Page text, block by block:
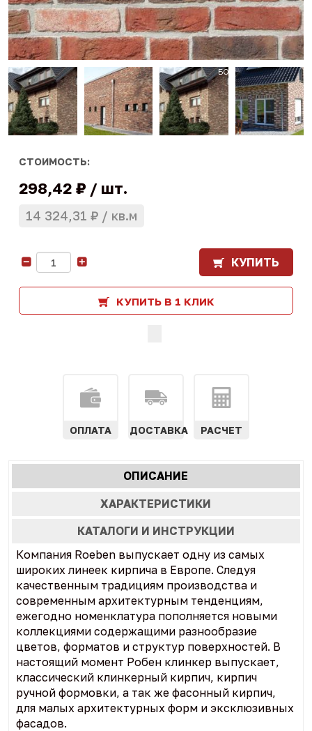
СТОИМОСТЬ:
298,42 ₽ шт.
14 324,31 ₽ кв.м
КУПИТЬ
КУПИТЬ В 1 КЛИК
ОПЛАТА ДОСТАВКА РАСЧЕТ
Характеристики
табы
ОПИСАНИЕ
ВКЛАДКА)
ХАРАКТЕРИСТИКИ
КАТАЛОГИ И ИНСТРУКЦИИ
Компания Roeben выпускает одну из самых
широких линеек кирпича в Европе. Следуя
качественным традициям производства и
современным архитектурным тенденциям,
ежегодно номенклатура пополняется новыми
коллекциями содержащими разнообразие
цветов, форматов и структур поверхностей. В
настоящий момент Робен клинкер выпускает,
классический клинкерный кирпич, кирпич
ручной формовки, а так же фасонный кирпич,
для малых архитектурных форм и эксклюзивных
фасадов.